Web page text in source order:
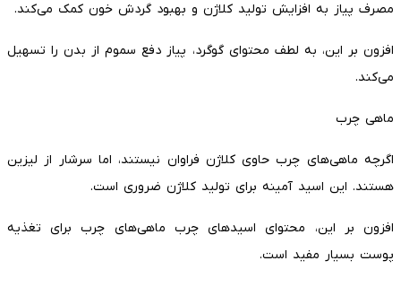
مصرف پیاز به افزایش تولید کلاژن و بهبود گردش خون کمک می‌کند.
افزون بر این، به لطف محتوای گوگرد، پیاز دفع سموم از بدن را تسهیل
می‌کند.
ماهی چرب
اگرچه ماهی‌های چرب حاوی کلاژن فراوان نیستند، اما سرشار از لیزین
هستند. این اسید آمینه برای تولید کلاژن ضروری است.
افزون بر این، محتوای اسیدهای چرب ماهی‌های چرب برای تغذیه
پوست بسیار مفید است.